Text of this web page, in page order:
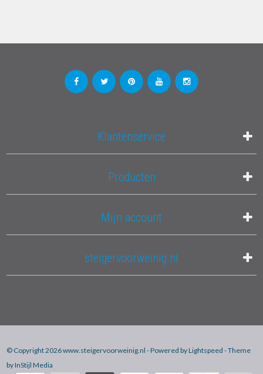
Klantenservice
Producten
Mijn account
steigervoorweinig.nl
© Copyright 2026 www.steigervoorweinig.nl - Powered byLightspeed - Theme
byInStijl Media